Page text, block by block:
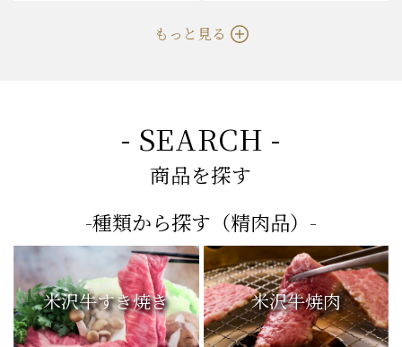
もっと見る
- SEARCH -
商品を探す
-種類から探す（精肉品）-
米沢牛すき焼き 米沢牛焼肉